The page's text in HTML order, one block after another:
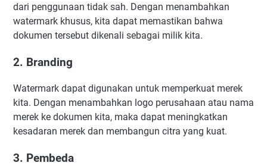
dari penggunaan tidak sah. Dengan menambahkan
watermark khusus, kita dapat memastikan bahwa
dokumen tersebut dikenali sebagai milik kita.
2. Branding
Watermark dapat digunakan untuk memperkuat merek
kita. Dengan menambahkan logo perusahaan atau nama
merek ke dokumen kita, maka dapat meningkatkan
kesadaran merek dan membangun citra yang kuat.
3. Pembeda